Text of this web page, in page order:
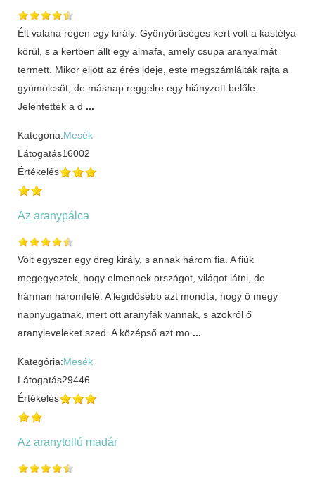
Élt valaha régen egy király. Gyönyörűséges kert volt a kastélya
körül, s a kertben állt egy almafa, amely csupa aranyalmát
termett. Mikor eljött az érés ideje, este megszámlálták rajta a
gyümölcsöt, de másnap reggelre egy hiányzott belőle.
Jelentették a d ...
Kategória:Mesék
Látogatás16002
Értékelés
Az aranypálca
Volt egyszer egy öreg király, s annak három fia. A fiúk
megegyeztek, hogy elmennek országot, világot látni, de
hárman háromfelé. A legidősebb azt mondta, hogy ő megy
napnyugatnak, mert ott aranyfák vannak, s azokról ő
aranyleveleket szed. A középső azt mo ...
Kategória:Mesék
Látogatás29446
Értékelés
Az aranytollú madár